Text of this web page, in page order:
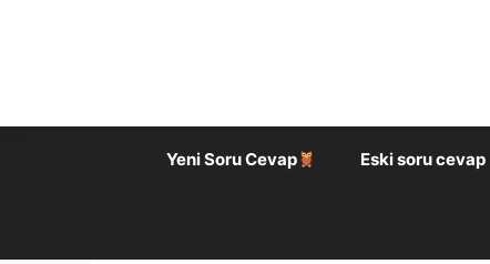
Yeni Soru Cevap Eski soru cevap